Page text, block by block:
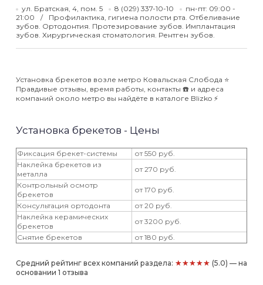
ул. Братская, 4, пом. 5 8 (029) 337-10-10
пн-пт: 09:00 -
21:00
Профилактика, гигиена полости рта. Отбеливание
зубов. Ортодонтия. Протезирование зубов. Имплантация
зубов. Хирургическая стоматология. Рентген зубов.
Установка брекетов возле метро Ковальская Слобода ⭐️
Правдивые отзывы, время работы, контакты ☎️ и адреса
компаний около метро вы найдёте в каталоге Blizko ⚡️
Установка брекетов - Цены
Фиксация брекет-системы
от 550 руб.
Наклейка брекетов из
металла
от 270 руб.
Контрольный осмотр
брекетов
от 170 руб.
Консультация ортодонта
от 20 руб.
Наклейка керамических
брекетов
от 3200 руб.
Снятие брекетов
от 180 руб.
Средний рейтинг всех компаний раздела: ★★★★★ (5.0) — на
основании 1 отзыва